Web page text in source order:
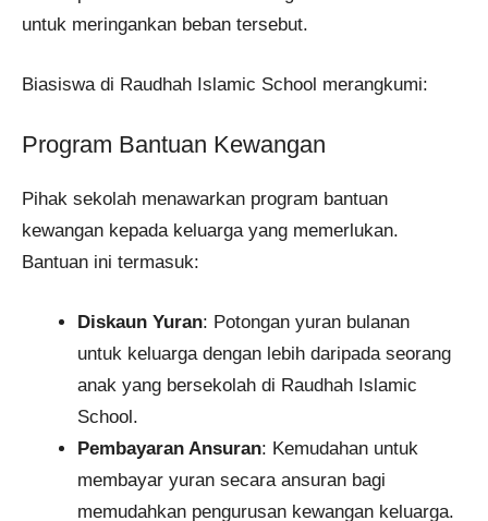
untuk meringankan beban tersebut.
Biasiswa di Raudhah Islamic School merangkumi:
Program Bantuan Kewangan
Pihak sekolah menawarkan program bantuan
kewangan kepada keluarga yang memerlukan.
Bantuan ini termasuk:
Diskaun Yuran: Potongan yuran bulanan
untuk keluarga dengan lebih daripada seorang
anak yang bersekolah di Raudhah Islamic
School.
Pembayaran Ansuran: Kemudahan untuk
membayar yuran secara ansuran bagi
memudahkan pengurusan kewangan keluarga.